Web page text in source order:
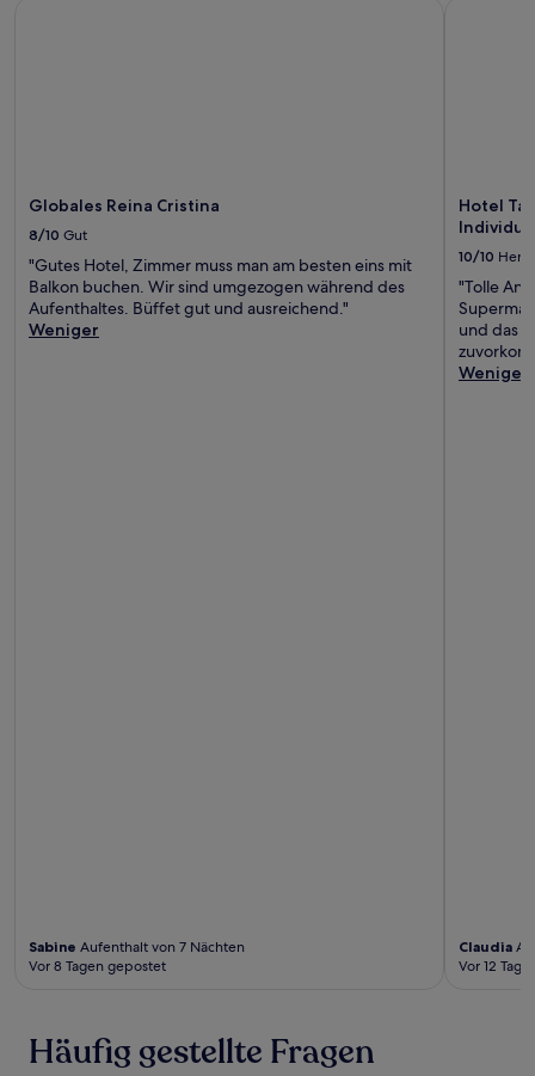
Globales Reina Cristina
8/10 Gut
"Gutes Hotel, Zimmer muss man am besten eins mit
Balkon buchen. Wir sind umgezogen während des
Aufenthaltes. Büffet gut und ausreichend."
Weniger
Sabine Aufenthalt von 7 Nächten
Vor 8 Tagen gepostet
Hotel
10/10
"Tolle
und das
Weniger
Claudia
Vor 12
Häufig gestellte Fragen